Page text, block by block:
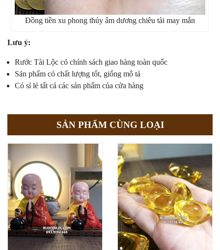
Đồng tiền xu phong thủy âm dương chiêu tài may mắn
Lưu ý:
Rước Tài Lộc có chính sách giao hàng toàn quốc
Sản phẩm có chất lượng tốt, giống mô tả
Có sỉ lẻ tất cả các sản phẩm của cửa hàng
SẢN PHẨM CÙNG LOẠI